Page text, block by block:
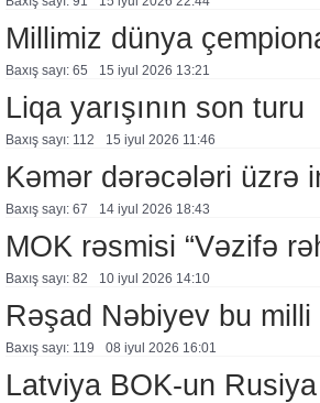
Millimiz dünya
Baxış sayı: 65 15 i̇yul 2026 13:21
Liqa yarışının son turu
Baxış sayı: 112 15 i̇yul 2026 11:46
Kəmər dərəcələri üzrə
Baxış sayı: 67 14 i̇yul 2026 18:43
MOK rəsmisi “Vəzifə
Baxış sayı: 82 10 i̇yul 2026 14:10
Rəşad Nəbiyev bu
Baxış sayı: 119 08 i̇yul 2026 16:01
Latviya BOK-un